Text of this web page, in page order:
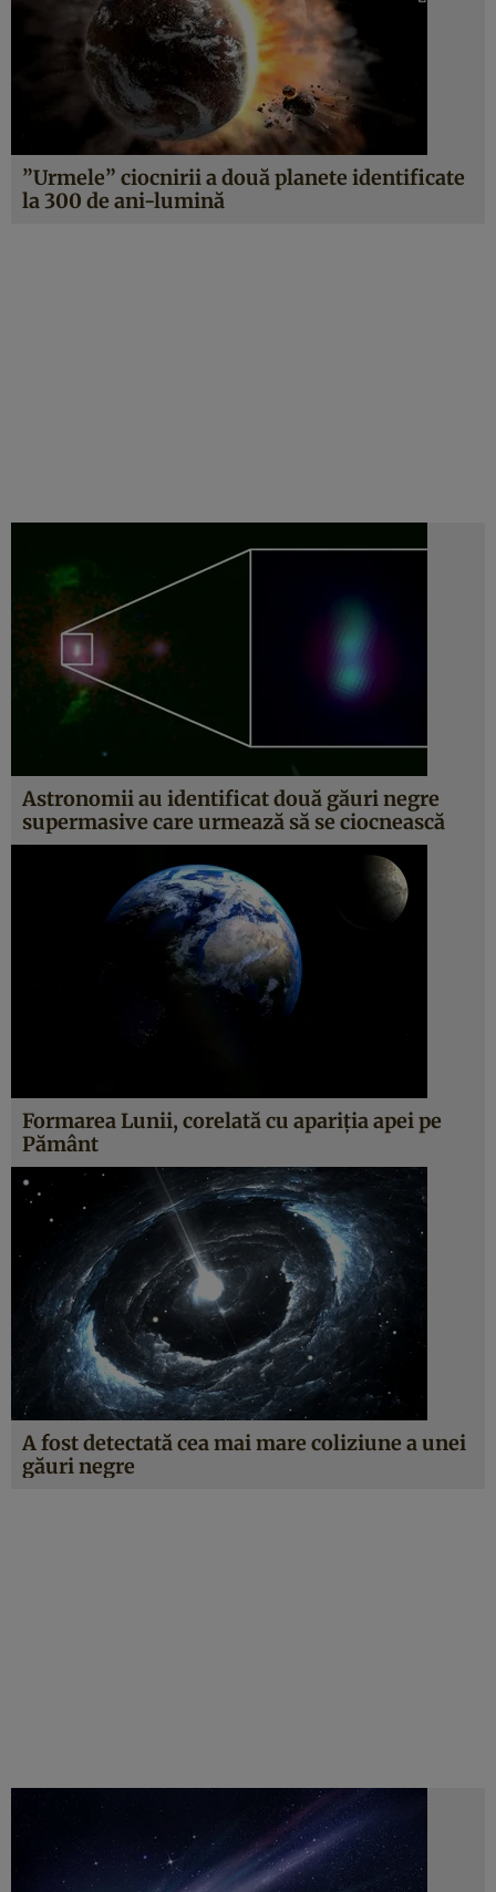
”Urmele” ciocnirii a două planete identificate
la 300 de ani-lumină
Astronomii au identificat două găuri negre
supermasive care urmează să se ciocnească
Formarea Lunii, corelată cu apariţia apei pe
Pământ
A fost detectată cea mai mare coliziune a unei
găuri negre